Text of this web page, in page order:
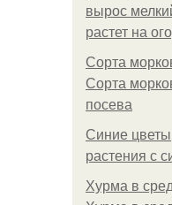
вырос
растет на
Сорта
Сорта
посева
Синие
растения с
Хурма в